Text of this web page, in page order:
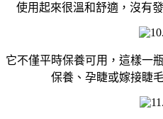
使用起來很溫和舒適，沒有
它不僅平時保養可用，這樣一
保養、孕睫或嫁接睫